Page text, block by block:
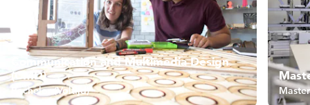
Communication and Multimedia Design
(CMD)
Bachelor (Voltijd)